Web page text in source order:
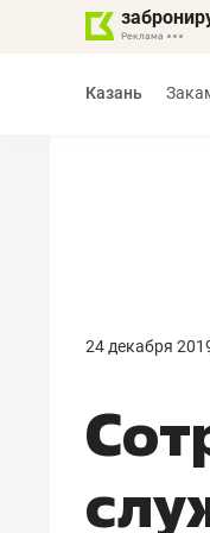
Казань
24 декабря